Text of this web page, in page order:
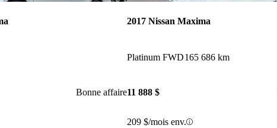
Bonne affaire
2017 Nissan Maxima
Platinum FWD165 686 km
11 888 $
209 $/mois env.